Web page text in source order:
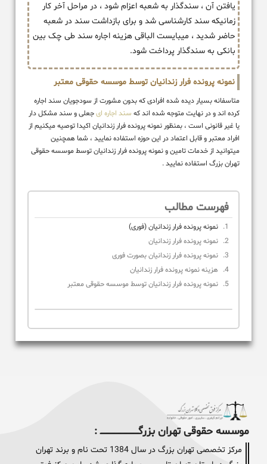
یافتن آن ، سندگذار به شعبه اعزام شود ، در مراحل آخر کار
زمانیکه سند کارشناسی شد و برای بازداشت سند در شعبه
حاضر شدید ، میبایست الباقی هزینه اجاره سند طی چک بین
بانکی به سندگذار پرداخت شود.
نمونه پرونده فرار زندانیان توسط موسسه حقوقی معتبر
متاسفانه بسیار دیده شده افرادی که بدون مشورت از سودجویان سند اجاره
کرده اند و در نهایت متوجه شده اند که سند اجاره ایجعلی و سند مشکل دار
یا غیر قانونی است ، بمنظور نمونه پرونده فرار زندانیان اکیدا توصیه میکنیم از
افراد معتبر و قابل اعتماد در این حوزه استفاده نمایید ، شما همچنین
میتوانید از خدمات تامین و نمونه پرونده فرار زندانیان توسط موسسه حقوقی
تهران بزرگ استفاده نمایید .
فهرست مطالب
نمونه پرونده فرار زندانیان (فوری)
نمونه پرونده فرار زندانیان
نمونه پرونده فرار زندانیان بصورت فوری
هزینه نمونه پرونده فرار زندانیان
نمونه پرونده فرار زندانیان توسط موسسه حقوقی معتبر
موسسه حقوقی تهران بزرگــــــــــــــــــــــــــــــــ :
مرکز تخصصی تهران بزرگ در سال 1384 تحت نام و برند تهران